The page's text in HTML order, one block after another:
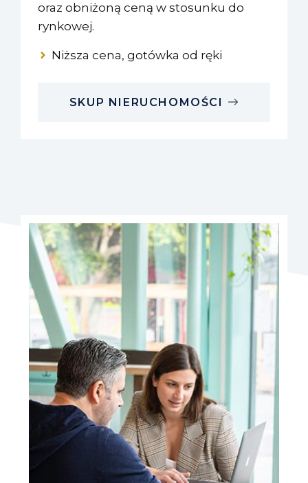
oraz obniżoną ceną w stosunku do
rynkowej.
Niższa cena, gotówka od ręki
SKUP NIERUCHOMOŚCI